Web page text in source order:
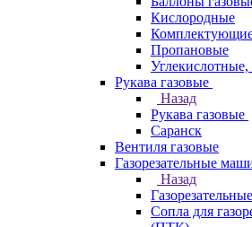
Кислородные
Пропановые
Рукава газовые
Назад
Рукава газовые
Саранск
Вентиля газовые
Газорезательные
Назад
Сопла для